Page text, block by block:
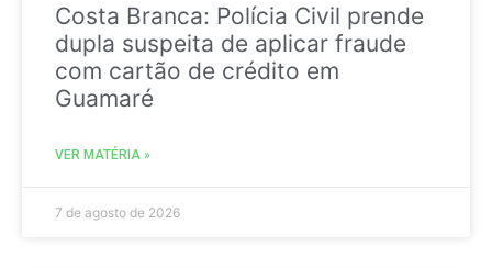
Costa Branca: Polícia Civil prende
dupla suspeita de aplicar fraude
com cartão de crédito em
Guamaré
VER MATÉRIA »
7 de agosto de 2026